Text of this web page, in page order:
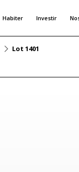
Habiter Investir
Lot 1401